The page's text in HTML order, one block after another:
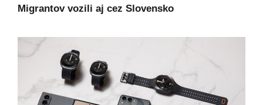
Migrantov vozili aj cez Slovensko